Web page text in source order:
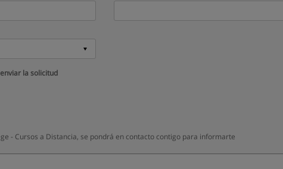
la solicitud
- Cursos a Distancia, se pondrá en contacto contigo para informarte